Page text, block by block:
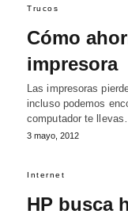
Trucos
Cómo
impresora
Las impresoras
incluso podemos
computador te llevas…
3 mayo, 2012
Internet
HP busca